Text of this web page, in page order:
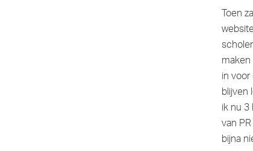
Toen
in
ik nu
van
bijna